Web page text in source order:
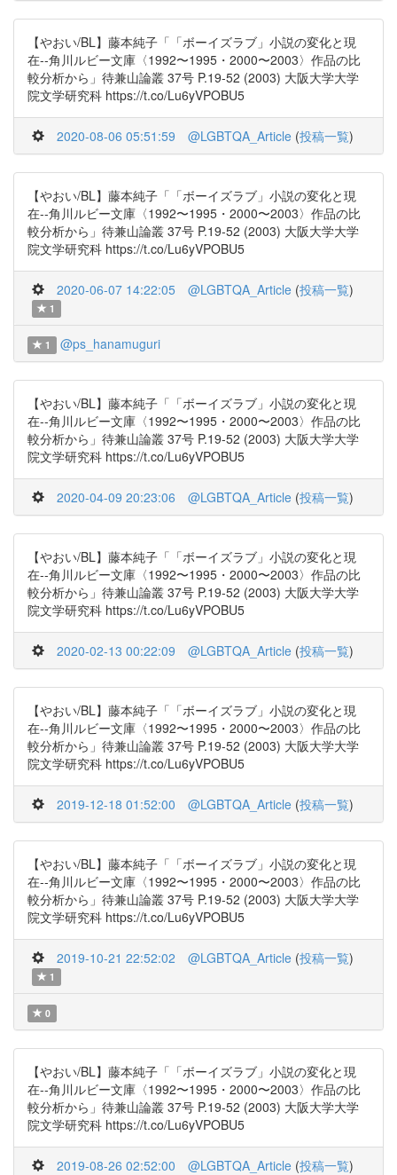
【やおい/BL】藤本純子「「ボーイズラブ」小説の変化と現
在--角川ルビー文庫〈1992〜1995・2000〜2003〉作品の比
較分析から」待兼山論叢 37号 P.19-52 (2003) 大阪大学大学
院文学研究科 https://t.co/Lu6yVPOBU5
2020-08-06 05:51:59 @LGBTQA_Article (投稿一覧)
【やおい/BL】藤本純子「「ボーイズラブ」小説の変化と現
在--角川ルビー文庫〈1992〜1995・2000〜2003〉作品の比
較分析から」待兼山論叢 37号 P.19-52 (2003) 大阪大学大学
院文学研究科 https://t.co/Lu6yVPOBU5
2020-06-07 14:22:05 @LGBTQA_Article (投稿一覧)
1
1 @ps_hanamuguri
【やおい/BL】藤本純子「「ボーイズラブ」小説の変化と現
在--角川ルビー文庫〈1992〜1995・2000〜2003〉作品の比
較分析から」待兼山論叢 37号 P.19-52 (2003) 大阪大学大学
院文学研究科 https://t.co/Lu6yVPOBU5
2020-04-09 20:23:06 @LGBTQA_Article (投稿一覧)
【やおい/BL】藤本純子「「ボーイズラブ」小説の変化と現
在--角川ルビー文庫〈1992〜1995・2000〜2003〉作品の比
較分析から」待兼山論叢 37号 P.19-52 (2003) 大阪大学大学
院文学研究科 https://t.co/Lu6yVPOBU5
2020-02-13 00:22:09 @LGBTQA_Article (投稿一覧)
【やおい/BL】藤本純子「「ボーイズラブ」小説の変化と現
在--角川ルビー文庫〈1992〜1995・2000〜2003〉作品の比
較分析から」待兼山論叢 37号 P.19-52 (2003) 大阪大学大学
院文学研究科 https://t.co/Lu6yVPOBU5
2019-12-18 01:52:00 @LGBTQA_Article (投稿一覧)
【やおい/BL】藤本純子「「ボーイズラブ」小説の変化と現
在--角川ルビー文庫〈1992〜1995・2000〜2003〉作品の比
較分析から」待兼山論叢 37号 P.19-52 (2003) 大阪大学大学
院文学研究科 https://t.co/Lu6yVPOBU5
2019-10-21 22:52:02 @LGBTQA_Article (投稿一覧)
1
0
【やおい/BL】藤本純子「「ボーイズラブ」小説の変化と現
在--角川ルビー文庫〈1992〜1995・2000〜2003〉作品の比
較分析から」待兼山論叢 37号 P.19-52 (2003) 大阪大学大学
院文学研究科 https://t.co/Lu6yVPOBU5
2019-08-26 02:52:00 @LGBTQA_Article (投稿一覧)